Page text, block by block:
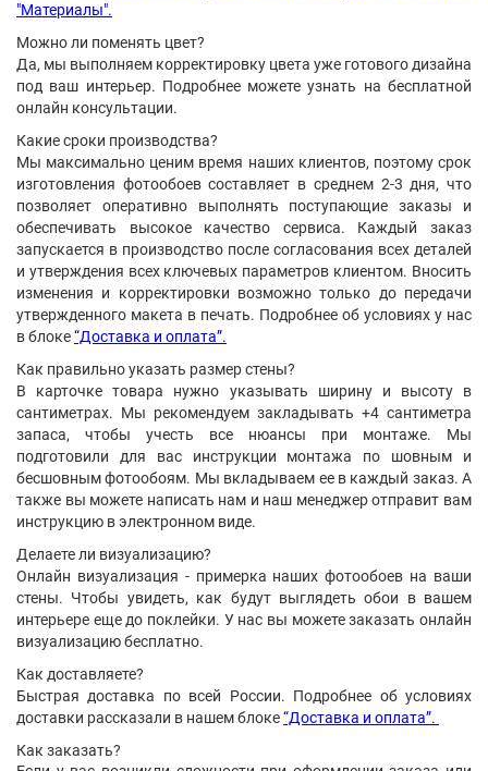
"Материалы".
Можно ли поменять цвет?
Да, мы выполняем корректировку цвета уже готового дизайна
под ваш интерьер. Подробнее можете узнать на бесплатной
онлайн консультации.
Какие сроки производства?
Мы максимально ценим время наших клиентов, поэтому срок
изготовления фотообоев составляет в среднем 2-3 дня, что
позволяет оперативно выполнять поступающие заказы и
обеспечивать высокое качество сервиса. Каждый заказ
запускается в производство после согласования всех деталей
и утверждения всех ключевых параметров клиентом. Вносить
изменения и корректировки возможно только до передачи
утвержденного макета в печать. Подробнее об условиях у нас
в блоке“Доставка и оплата”.
Как правильно указать размер стены?
В карточке товара нужно указывать ширину и высоту в
сантиметрах. Мы рекомендуем закладывать +4 сантиметра
запаса, чтобы учесть все нюансы при монтаже. Мы
подготовили для вас инструкции монтажа по шовным и
бесшовным фотообоям. Мы вкладываем ее в каждый заказ. А
также вы можете написать нам и наш менеджер отправит вам
инструкцию в электронном виде.
Делаете ли визуализацию?
Онлайн визуализация - примерка наших фотообоев на ваши
стены. Чтобы увидеть, как будут выглядеть обои в вашем
интерьере еще до поклейки. У нас вы можете заказать онлайн
визуализацию бесплатно.
Как доставляете?
Быстрая доставка по всей России. Подробнее об условиях
доставки рассказали в нашем блоке“Доставка и оплата”.
Как заказать?